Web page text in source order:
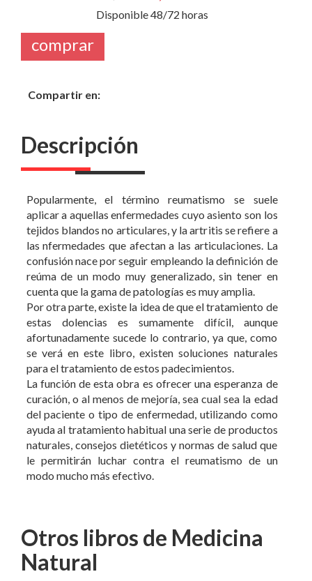
Compartir en:
Popularmente, el término reumatismo se suele
tejidos blandos no articulares, y la artritis se refiere a
las nfermedades que afectan a las articulaciones. La
confusión nace por seguir empleando la definición de
reúma de un modo muy generalizado, sin tener en
cuenta que la gama de patologías es muy amplia.
Por otra parte, existe la idea de que el tratamiento de
estas dolencias es sumamente difícil, aunque
afortunadamente sucede lo contrario, ya que, como
se verá en este libro, existen soluciones naturales
para el tratamiento de estos padecimientos.
La función de esta obra es ofrecer una esperanza de
curación, o al menos de mejoría, sea cual sea la edad
del paciente o tipo de enfermedad, utilizando como
ayuda al tratamiento habitual una serie de productos
naturales, consejos dietéticos y normas de salud que
le permitirán luchar contra el reumatismo de un
modo mucho más efectivo.
Natural